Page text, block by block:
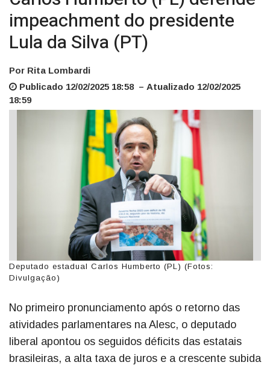
impeachment do presidente
Lula da Silva (PT)
Por Rita Lombardi
Publicado 12/02/2025 18:58 – Atualizado 12/02/2025
18:59
Deputado estadual Carlos Humberto (PL) (Fotos:
Divulgação)
No primeiro pronunciamento após o retorno das
atividades parlamentares na Alesc, o deputado
liberal apontou os seguidos déficits das estatais
brasileiras, a alta taxa de juros e a crescente subida